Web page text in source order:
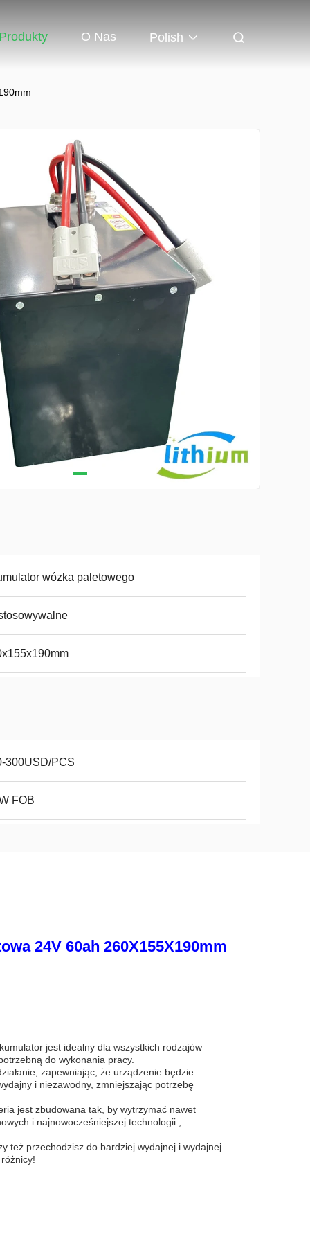
O Nas Polish
wózka paletowego
300USD/PCS
FOB
24V 60ah 260X155X190mm
jest idealny dla wszystkich rodzajów
do wykonania pracy.
zapewniając, że urządzenie będzie
i niezawodny, zmniejszając potrzebę
jest zbudowana tak, by wytrzymać nawet
i najnowocześniejszej technologii.,
też przechodzisz do bardziej wydajnej i wydajnej